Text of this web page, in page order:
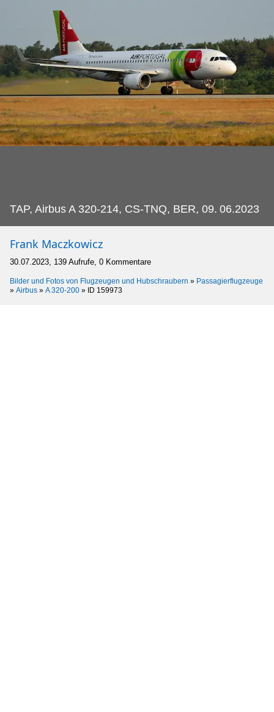
TAP, Airbus A 320-214, CS-TNQ, BER, 09. 06.2023
Frank Maczkowicz
30.07.2023, 139 Aufrufe, 0 Kommentare
Bilder und Fotos von Flugzeugen und Hubschraubern » Passagierflugzeuge
» Airbus » A 320-200 » ID 159973